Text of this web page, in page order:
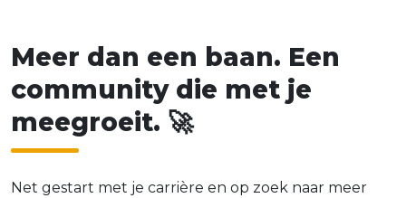
Meer d an een baan. Een
community d ie met je
meegroeit. 🚀
Net gestart met je carrière en op zoek naar meer